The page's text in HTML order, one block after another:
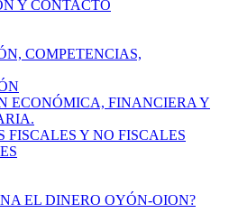
Y CONTACTO
COMPETENCIAS,
ECONÓMICA, FINANCIERA Y
FISCALES Y NO FISCALES
EL DINERO OYÓN-OION?